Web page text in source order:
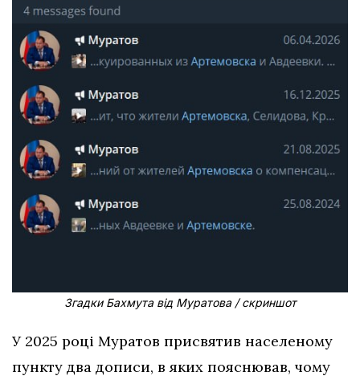
Згадки Бахмута від Муратова / скриншот
У 2025 році Муратов присвятив населеному
пункту два дописи, в яких пояснював, чому